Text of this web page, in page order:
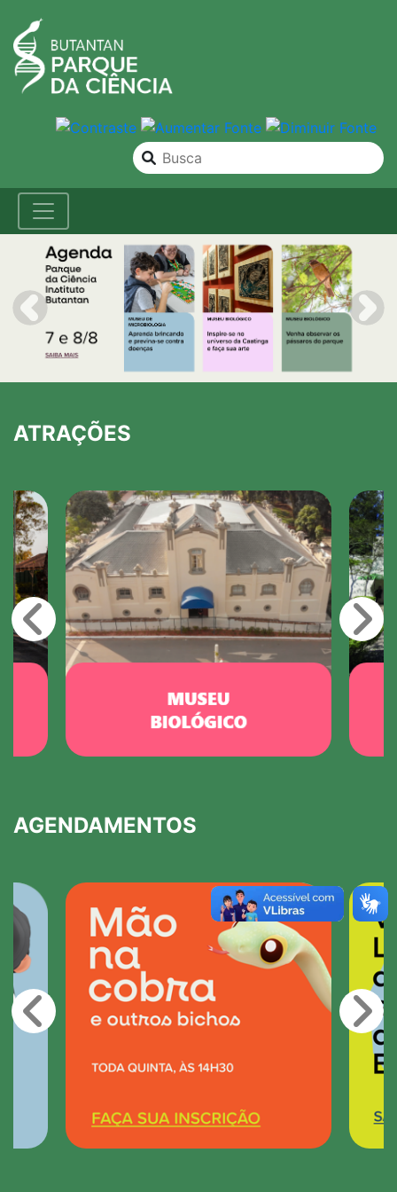
Previous Next
ATRAÇÕES
AGENDAMENTOS